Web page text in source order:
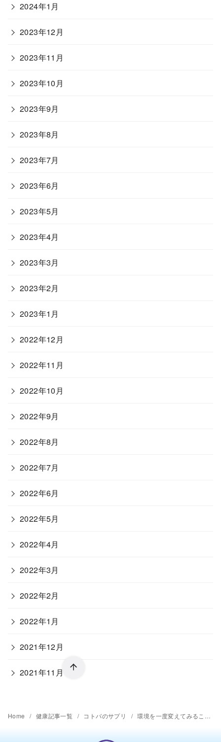
2024年1月
2023年12月
2023年11月
2023年10月
2023年9月
2023年8月
2023年7月
2023年6月
2023年5月
2023年4月
2023年3月
2023年2月
2023年1月
2022年12月
2022年11月
2022年10月
2022年9月
2022年8月
2022年7月
2022年6月
2022年5月
2022年4月
2022年3月
2022年2月
2022年1月
2021年12月
2021年11月
Home 健康記事一覧 コトバのサプリ 環境を一度変えてみることで変わるもの